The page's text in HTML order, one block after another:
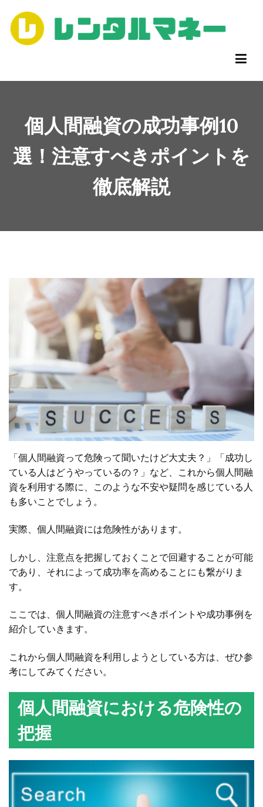
へ
【公式】個人間融資掲示板ならレンタルマネー
個人間融資の成功事例10
選！注意すべきポイントを
徹底解説
「個人間融資って危険って聞いたけど大丈夫？」「成功し
ている人はどうやっているの？」など、これから個人間融
資を利用する際に、このような不安や疑問を感じている人
も多いことでしょう。
実際、個人間融資には危険性があります。
しかし、注意点を把握しておくことで回避することが可能
であり、それによって成功率を高めることにも繋がりま
す。
ここでは、個人間融資の注意すべきポイントや成功事例を
紹介していきます。
これから個人間融資を利用しようとしている方は、ぜひ参
考にしてみてください。
個人間融資における危険性の
把握